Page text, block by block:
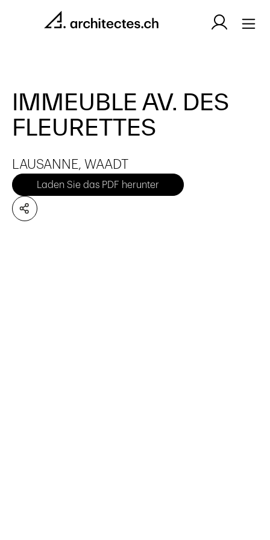
IMMEUBLE AV. DES
FLEURETTES
LAUSANNE, WAADT
Laden Sie das PDF herunter